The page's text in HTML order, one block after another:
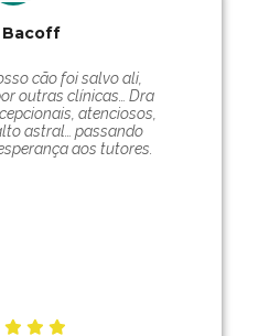
Bacoff
cão foi salvo ali,
outras clínicas… Dra
atenciosos,
astral… passando
aos tutores.